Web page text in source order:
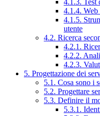
4.1.4. Web
4.1.5.
utente
4.2. Ricerca
4.2.1.
4.2.2.
4.2.3.
5. Progettazione dei
5.1. Cosa sono i
5.2. Progettare
5.3. Definire il
5.3.1.